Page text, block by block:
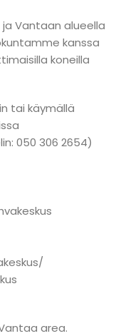
ja Vantaan alueella
kanssa
koneilla
tai käymällä
050 306 2654)
area.